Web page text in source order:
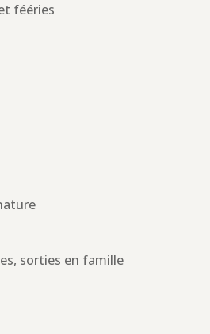
fééries
sorties en famille